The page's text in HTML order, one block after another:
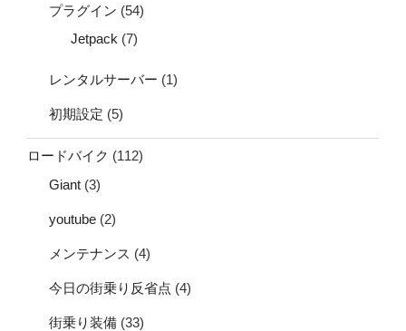
プラグイン (54)
Jetpack (7)
レンタルサーバー (1)
初期設定 (5)
ロードバイク (112)
Giant (3)
youtube (2)
メンテナンス (4)
今日の街乗り反省点 (4)
街乗り装備 (33)